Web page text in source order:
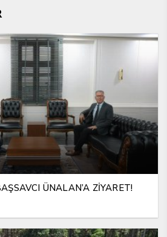
ÜNALAN’A ZİYARET!